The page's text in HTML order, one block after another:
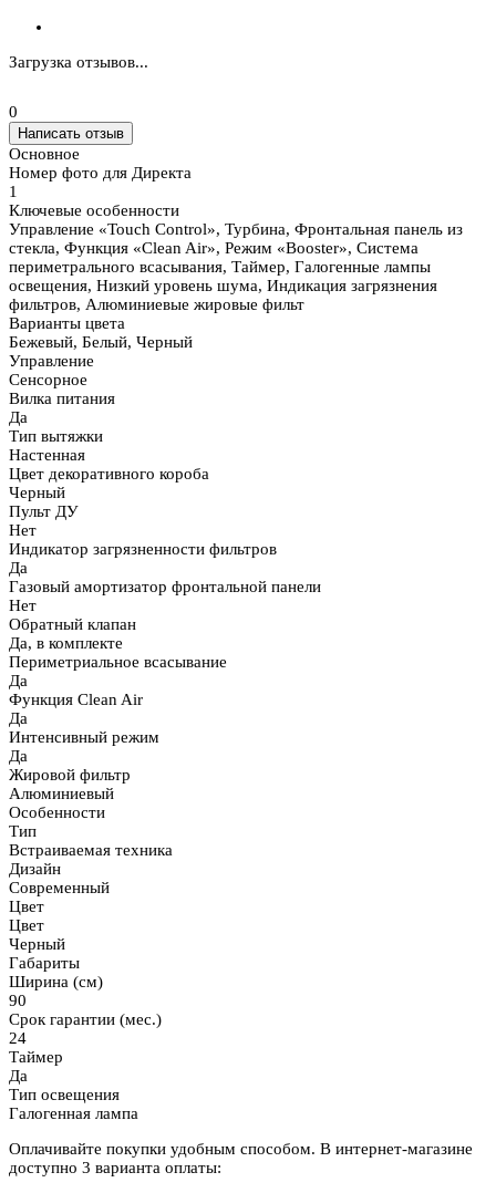
Загрузка отзывов...
0
Написать отзыв
Основное
Номер фото для Директа
1
Ключевые особенности
Управление «Touch Control», Турбина, Фронтальная панель из
стекла, Функция «Clean Air», Режим «Booster», Система
периметрального всасывания, Таймер, Галогенные лампы
освещения, Низкий уровень шума, Индикация загрязнения
фильтров, Алюминиевые жировые фильт
Варианты цвета
Бежевый, Белый, Черный
Управление
Сенсорное
Вилка питания
Да
Тип вытяжки
Настенная
Цвет декоративного короба
Черный
Пульт ДУ
Нет
Индикатор загрязненности фильтров
Да
Газовый амортизатор фронтальной панели
Нет
Обратный клапан
Да, в комплекте
Периметриальное всасывание
Да
Функция Clean Air
Да
Интенсивный режим
Да
Жировой фильтр
Алюминиевый
Особенности
Тип
Встраиваемая техника
Дизайн
Современный
Цвет
Цвет
Черный
Габариты
Ширина (см)
90
Срок гарантии (мес.)
24
Таймер
Да
Тип освещения
Галогенная лампа
Оплачивайте покупки удобным способом. В интернет-магазине
доступно 3 варианта оплаты: